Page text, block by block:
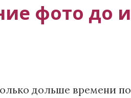
фото до и
дольше времени по